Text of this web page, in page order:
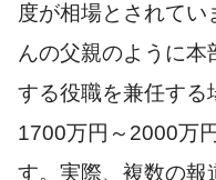
度が相場とされてい
んの父親のように
する役職を兼任する
1700万円～2000万
す。実際、複数の報